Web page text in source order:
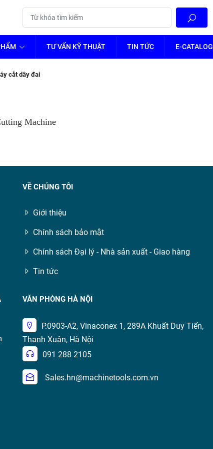
TƯ VẤN KỸ THUẬT TIN TỨC E-CATALOG
cắt dây đai
Machine
VỀ CHÚNG TÔI
Giới thiệu
Chính sách bảo mật
Chính sách Đại lý - Nhà sản xuất - Giao hàng
Tin tức
VĂN PHÒNG HÀ NỘI
P.0903-A2, Vinaconex 1, 289A Khuất Duy Tiến,
Thanh Xuân, Hà Nội
091 288 2105
Sales.hn@machinetools.com.vn